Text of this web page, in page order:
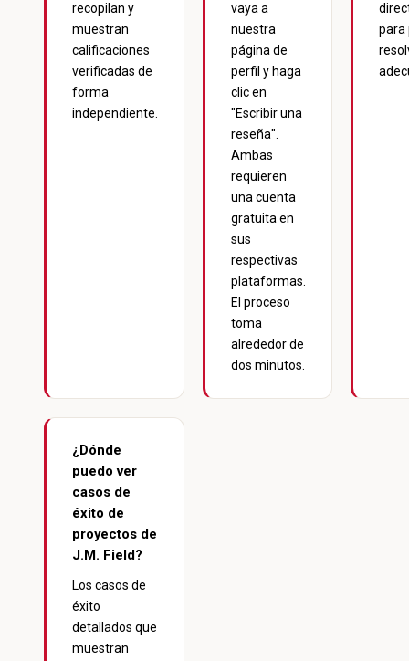
recopilan y
muestran
calificaciones
verificadas de
forma
independiente.
vaya a
nuestra
página de
perfil y haga
clic en
"Escribir una
reseña".
Ambas
requieren
una cuenta
gratuita en
sus
respectivas
plataformas.
El proceso
toma
alrededor de
dos minutos.
para
¿Dónde
puedo ver
casos de
éxito de
proyectos de
J.M. Field?
Los casos de
éxito
detallados que
muestran